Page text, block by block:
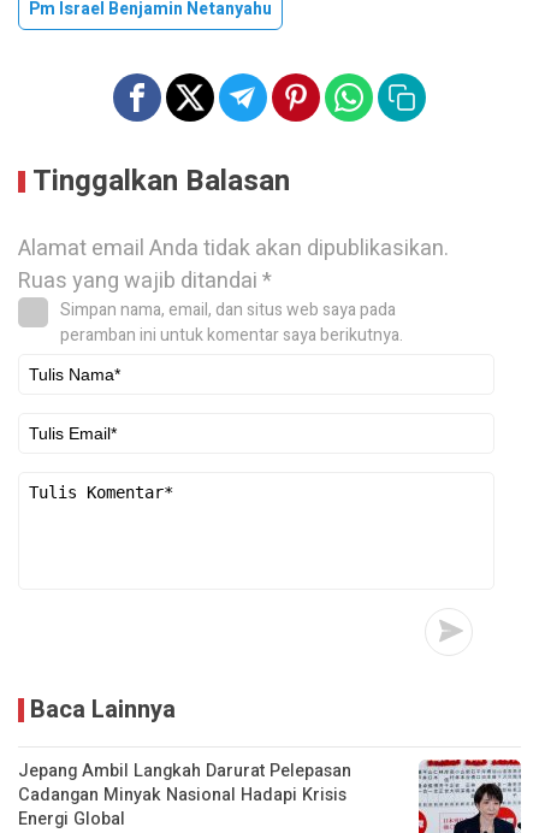
Pm Israel Benjamin Netanyahu
Tinggalkan Balasan
Alamat email Anda tidak akan dipublikasikan.
Ruas yang wajib ditandai*
Simpan nama, email, dan situs web saya pada
peramban ini untuk komentar saya berikutnya.
Baca Lainnya
Jepang Ambil Langkah Darurat Pelepasan
Cadangan Minyak Nasional Hadapi Krisis
Energi Global